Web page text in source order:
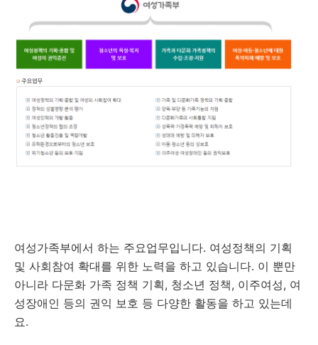
여성가족부에서 하는 주요업무입니다. 여성정책의 기획
및 사회참여 확대를 위한 노력을 하고 있습니다. 이 뿐만
아니라 다문화 가족 정책 기획, 청소년 정책, 이주여성, 여
성장애인 등의 권익 보호 등 다양한 활동을 하고 있는데
요.